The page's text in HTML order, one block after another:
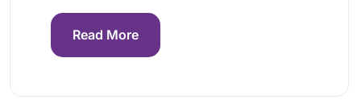
Read More